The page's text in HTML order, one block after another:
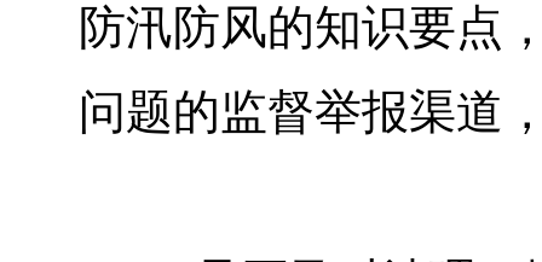
防汛防风的知识要点
问题的监督举报渠道